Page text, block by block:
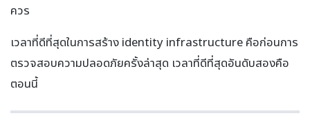
ควร
เวลาที่ดีที่สุดในการสร้าง identity infrastructure คือก่อนการ
ตรวจสอบความปลอดภัยครั้งล่าสุด เวลาที่ดีที่สุดอันดับสองคือ
ตอนนี้